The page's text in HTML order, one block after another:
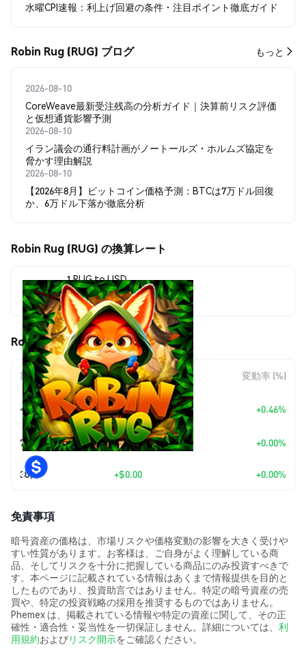
水曜CPI速報：利上げ回避の条件・注目ポイント徹底ガイド
Robin Rug (RUG) ブログ もっと
2026-08-10
CoreWeave最新受注残高の分析ガイド｜決算前リスク評価
と仮想通貨影響予測
2026-08-10
イラン議会の通行料計画がノートールズ・ホルムズ協定を
脅かす理由解説
2026-08-10
【2026年8月】ビットコイン価格予測：BTCは7万ドル回復
か、6万ドル下落か徹底分析
Robin Rug (RUG) の換算レート
1 RUG to USD
$0.00001222
Robin Rug (RUG) の価格変動
期間 金額変動 変動率 (%)
今日 +$0.07 5583 +0.46%
7日 +$0.00 +0.00%
30日 +$0.00 +0.00%
免責事項
暗号資産の価格は、市場リスクや価格変動の影響を大きく受けや
すい性質があります。お客様は、ご自身がよく理解している商
品、そしてリスクを十分に把握している商品にのみ投資すべきで
す。本ページに記載されている情報はあくまで情報提供を目的と
したものであり、投資助言ではありません。特定の暗号資産の売
買や、特定の投資戦略の採用を推奨するものではありません。
Phemex は、掲載されている情報や特定の資産に関して、その正
確性・適合性・妥当性を一切保証しません。詳細については、 利
用規約およびリスク開示をご確認ください。